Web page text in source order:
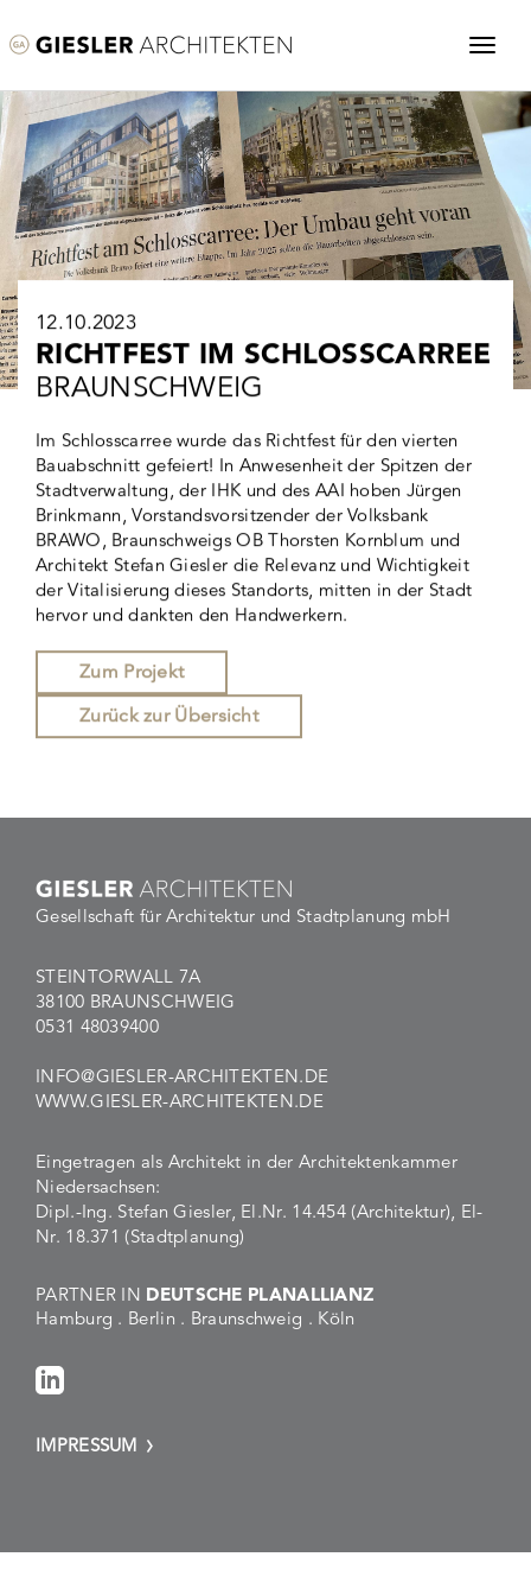
12.10.2023
RICHTFEST IM SCHLOSSCARREE
BRAUNSCHWEIG
Im Schlosscarree wurde das Richtfest für den vierten
Bauabschnitt gefeiert! In Anwesenheit der Spitzen der
Stadtverwaltung, der IHK und des AAI hoben Jürgen
Brinkmann, Vorstandsvorsitzender der Volksbank
BRAWO, Braunschweigs OB Thorsten Kornblum und
Architekt Stefan Giesler die Relevanz und Wichtigkeit
der Vitalisierung dieses Standorts, mitten in der Stadt
hervor und dankten den Handwerkern.
Zum Projekt
Zurück zur Übersicht
Gesellschaft für Architektur und Stadtplanung mbH
STEINTORWALL 7A
38100 BRAUNSCHWEIG
0531 48039400
INFO@GIESLER-ARCHITEKTEN.DE
WWW.GIESLER-ARCHITEKTEN.DE
Eingetragen als Architekt in der Architektenkammer
Niedersachsen:
Dipl.-Ing. Stefan Giesler, El.Nr. 14.454 (Architektur), El-
Nr. 18.371 (Stadtplanung)
PARTNER IN DEUTSCHE PLANALLIANZ
Hamburg . Berlin . Braunschweig . Köln
IMPRESSUM